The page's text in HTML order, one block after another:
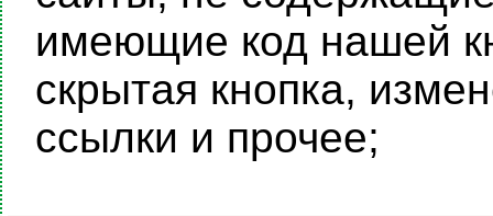
имеющие код нашей
скрытая кнопка,
ссылки и прочее;